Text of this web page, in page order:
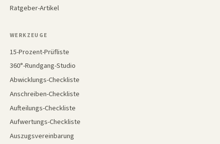
Ratgeber-Artikel
WERKZEUGE
15-Prozent-Prüfliste
360°-Rundgang-Studio
Abwicklungs-Checkliste
Anschreiben-Checkliste
Aufteilungs-Checkliste
Aufwertungs-Checkliste
Auszugsvereinbarung